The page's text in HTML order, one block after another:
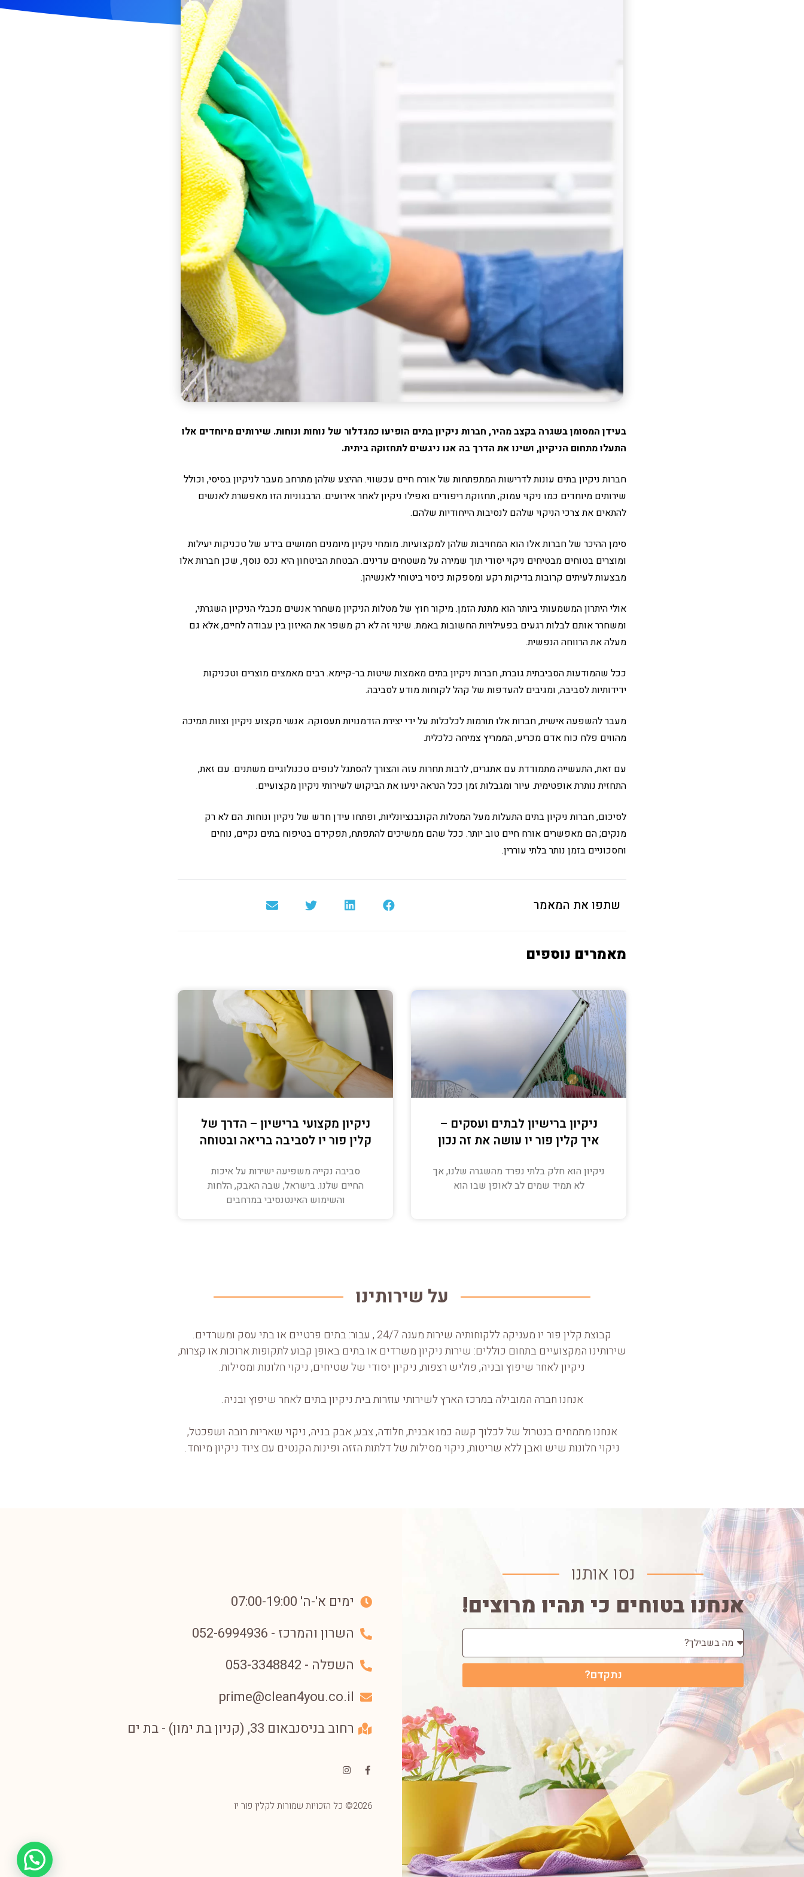
בעידן המסומן בשגרה בקצב מהיר, חברות ניקיון בתים הופיעו כמגדלור של נוחות ונוחות. שירותים מיוחדים אלו
התעלו מתחום הניקיון, ושינו את הדרך בה אנו ניגשים לתחזוקה ביתית.
חברות ניקיון בתים עונות לדרישות המתפתחות של אורח חיים עכשווי. ההיצע שלהן מתרחב מעבר לניקיון בסיסי, וכולל
שירותים מיוחדים כמו ניקוי עמוק, תחזוקת ריפודים ואפילו ניקיון לאחר אירועים. הרבגוניות הזו מאפשרת לאנשים
להתאים את צרכי הניקוי שלהם לנסיבות הייחודיות שלהם.
סימן ההיכר של חברות אלו הוא המחויבות שלהן למקצועיות. מומחי ניקיון מיומנים חמושים בידע של טכניקות יעילות
ומוצרים בטוחים מבטיחים ניקוי יסודי תוך שמירה על משטחים עדינים. הבטחת הביטחון היא נכס נוסף, שכן חברות אלו
מבצעות לעיתים קרובות בדיקות רקע ומספקות כיסוי ביטוחי לאנשיהן.
אולי היתרון המשמעותי ביותר הוא מתנת הזמן. מיקור חוץ של מטלות הניקיון משחרר אנשים מכבלי הניקיון השגרתי,
ומשחרר אותם לבלות רגעים בפעילויות החשובות באמת. שינוי זה לא רק משפר את האיזון בין עבודה לחיים, אלא גם
מעלה את הרווחה הנפשית.
ככל שהמודעות הסביבתית גוברת, חברות ניקיון בתים מאמצות שיטות בר-קיימא. רבים מאמצים מוצרים וטכניקות
ידידותיות לסביבה, ומגיבים להעדפות של קהל לקוחות מודע לסביבה.
מעבר להשפעה אישית, חברות אלו תורמות לכלכלות על ידי יצירת הזדמנויות תעסוקה. אנשי מקצוע ניקיון וצוות תמיכה
מהווים פלח כוח אדם מכריע, הממריץ צמיחה כלכלית.
עם זאת, התעשייה מתמודדת עם אתגרים, לרבות תחרות עזה והצורך להסתגל לנופים טכנולוגיים משתנים. עם זאת,
התחזית נותרת אופטימית. עיור ומגבלות זמן ככל הנראה יניעו את הביקוש לשירותי ניקיון מקצועיים.
לסיכום, חברות ניקיון בתים התעלות מעל המטלות הקונבנציונליות, ופתחו עידן חדש של ניקיון ונוחות. הם לא רק
מנקים; הם מאפשרים אורח חיים טוב יותר. ככל שהם ממשיכים להתפתח, תפקידם בטיפוח בתים נקיים, נוחים
וחסכוניים בזמן נותר בלתי עוררין.
שתפו את המאמר
מאמרים נוספים
ניקיון ברישיון לבתים ועסקים –
איך קלין פור יו עושה את זה נכון
ניקיון הוא חלק בלתי נפרד מהשגרה שלנו, אך
לא תמיד שמים לב לאופן שבו הוא
ניקיון מקצועי ברישיון – הדרך של
קלין פור יו לסביבה בריאה ובטוחה
סביבה נקייה משפיעה ישירות על איכות
החיים שלנו. בישראל, שבה האבק, הלחות
והשימוש האינטנסיבי במרחבים
על שירותינו
קבוצת קלין פור יו מעניקה ללקוחותיה שירות מענה 24/7 , עבור: בתים פרטיים או בתי עסק ומשרדים.
שירותינו המקצועיים בתחום כוללים: שירות ניקיון משרדים או בתים באופן קבוע לתקופות ארוכות או קצרות,
ניקיון לאחר שיפוץ ובניה, פוליש רצפות, ניקיון יסודי של שטיחים, ניקוי חלונות ומסילות.
אנחנו חברה המובילה במרכז הארץ לשירותי עוזרות בית ניקיון בתים לאחר שיפוץ ובניה.
אנחנו מתמחים בנטרול של לכלוך קשה כמו אבנית, חלודה, צבע, אבק בניה, ניקוי שאריות רובה ושפכטל,
ניקוי חלונות שיש ואבן ללא שריטות, ניקוי מסילות של דלתות הזזה ופינות הקנטים עם ציוד ניקיון מיוחד.
נסו אותנו
אנחנו בטוחים כי תהיו מרוצים!
נתקדם?
ימים א'-ה' 07:00-19:00
השרון והמרכז - 052-6994936⁩
השפלה - 053-3348842⁩
prime@clean4you.co.il
רחוב בניסנבאום 33, (קניון בת ימון) - בת ים
2026© כל הזכויות שמורות לקלין פור יו